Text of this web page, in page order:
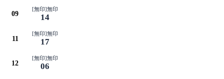
09
[無印]無印
14
11
[無印]無印
17
12
[無印]無印
06